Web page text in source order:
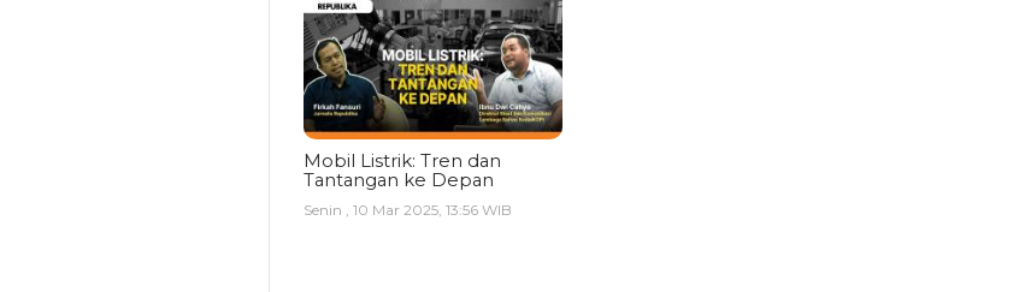
Mobil Listrik: Tren dan
Tantangan ke Depan
Senin , 10 Mar 2025, 13:56 WIB